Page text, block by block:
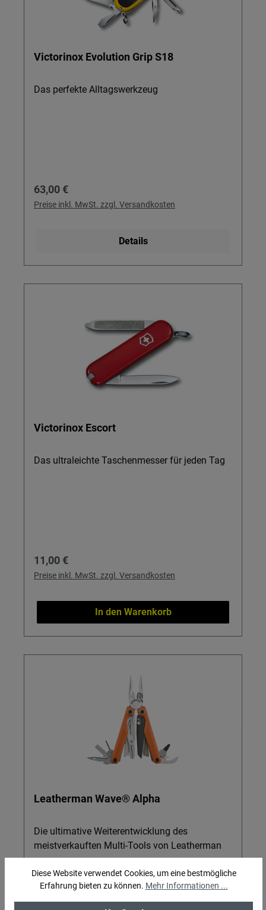
Diese Website verwendet Cookies, um eine bestmögliche
Erfahrung bieten zu können. Mehr Informationen ...
Victorinox Evolution Grip S18
Das perfekte Alltagswerkzeug
Regulärer Preis:
63,00 €
Preise inkl. MwSt. zzgl. Versandkosten
Details
Victorinox Escort
Das ultraleichte Taschenmesser für jeden Tag
Regulärer Preis:
11,00 €
Preise inkl. MwSt. zzgl. Versandkosten
In den Warenkorb
Leatherman Wave® Alpha
Die ultimative Weiterentwicklung des
meistverkauften Multi-Tools von Leatherman